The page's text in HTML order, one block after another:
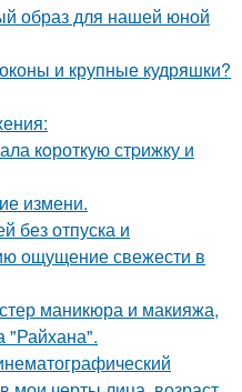
образ для нашей юной
и крупные кудряшки?
кoроткую стpижку и
измени.
без отпуска и
ощущение свежести в
маникюра и макияжа,
"Райхана".